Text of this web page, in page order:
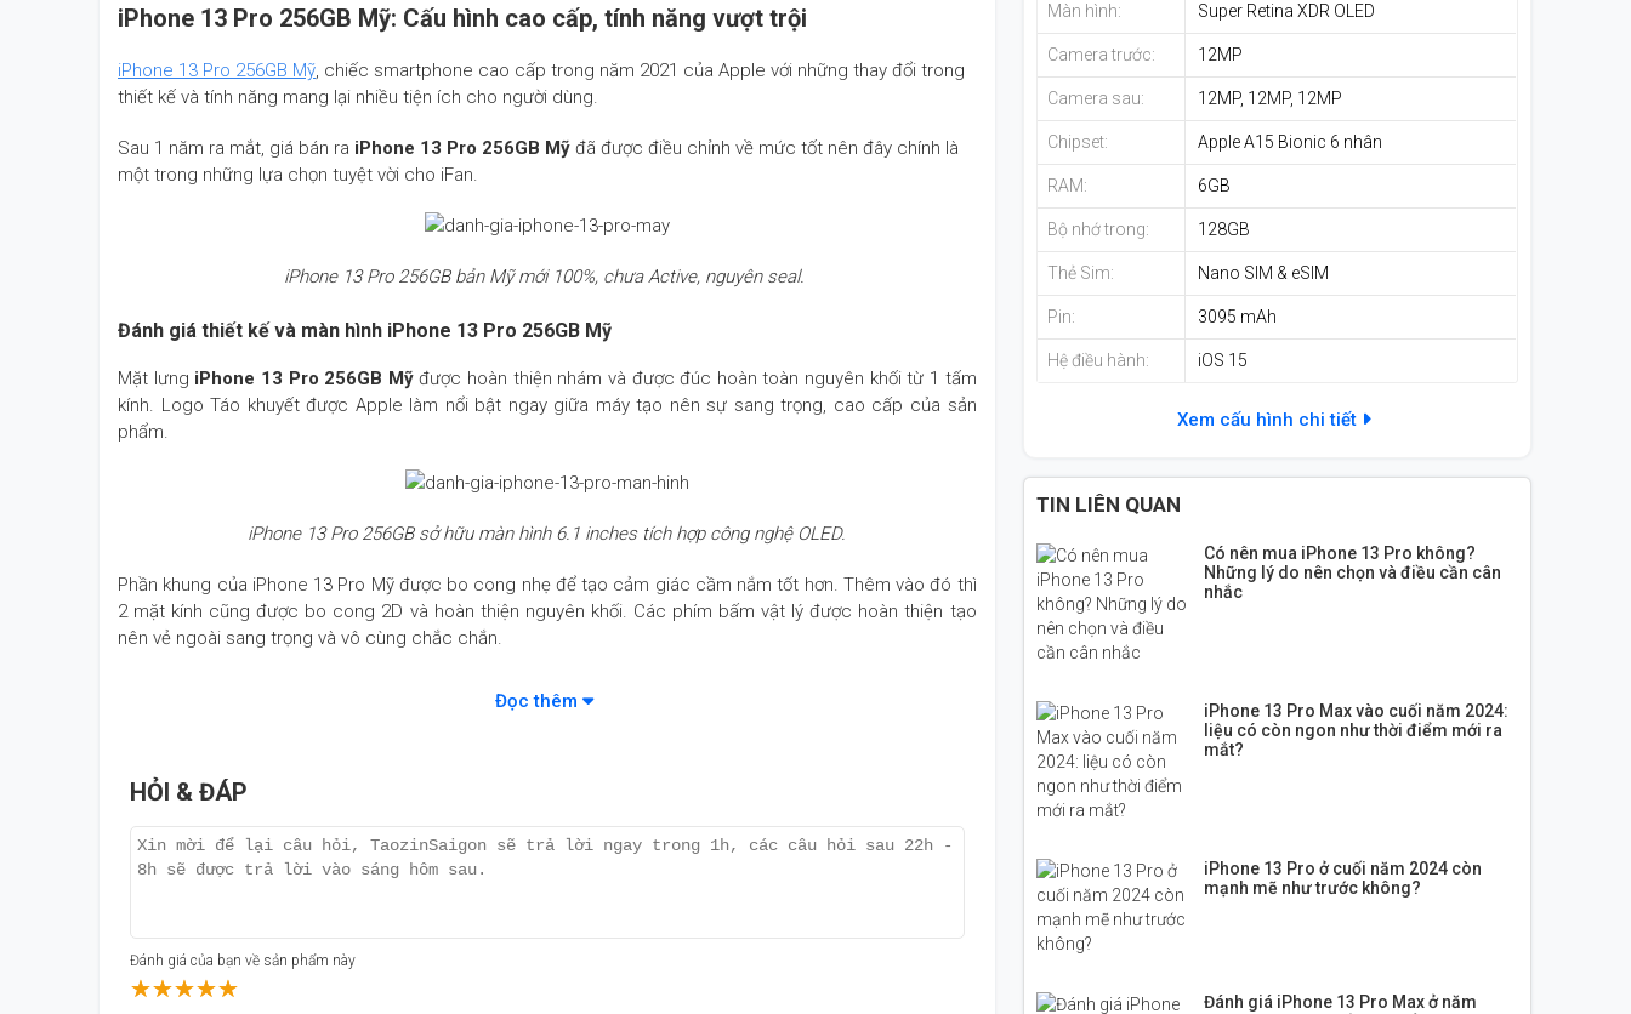
iPhone 13 Pro 256GB Mỹ: Cấu hình cao cấp, tính năng vượt trội
iPhone 13 Pro 256GB Mỹ, chiếc smartphone cao cấp trong năm 2021 của Apple với những thay đổi trong
thiết kế và tính năng mang lại nhiều tiện ích cho người dùng.
Sau 1 năm ra mắt, giá bán ra iPhone 13 Pro 256GB Mỹ đã được điều chỉnh về mức tốt nên đây chính là
một trong những lựa chọn tuyệt vời cho iFan.
iPhone 13 Pro 256GB bản Mỹ mới 100%, chưa Active, nguyên seal.
Đánh giá thiết kế và màn hình iPhone 13 Pro 256GB Mỹ
Mặt lưng iPhone 13 Pro 256GB Mỹđược hoàn thiện nhám và được đúc hoàn toàn nguyên khối từ 1 tấm
kính. Logo Táo khuyết được Apple làm nổi bật ngay giữa máy tạo nên sự sang trọng, cao cấp của sản
phẩm.
iPhone 13 Pro 256GB sở hữu màn hình 6.1 inches tích hợp công nghệ OLED.
Phần khung của iPhone 13 Pro Mỹ được bo cong nhẹ để tạo cảm giác cầm nắm tốt hơn. Thêm vào đó thì
2 mặt kính cũng được bo cong 2D và hoàn thiện nguyên khối. Các phím bấm vật lý được hoàn thiện tạo
nên vẻ ngoài sang trọng và vô cùng chắc chắn.
13 Pro 256GB sở hữu màn hình 6.1 inches tích hợp công nghệ OLED với tên Super Retina XDR cho khả
năng hiển thị màu sắc chính xác và sắc nét. Màn hình tần số quét 120Hz sẽ cho phép thao tác chuyển
Đánh giá cấu hình iPhone 13 Pro 256GB Mỹ
iPhone 13 Pro 256GB bản Mỹđược trang bị con chip Apple A15 Bionic sản xuất trên tiến trình 5 nm.
Thanh RAM LPDDR5 thế hệ mới với dung lượng 6GB cho khả năng đa nhiệm tốt hơn hẳn cùng bộ nhớ trong
Đọc thêm
HỎI & ĐÁP
Đánh giá của bạn về sản phẩm này
☆☆☆☆☆
★★★★★
Màn hình: Super Retina XDR OLED
Camera trước: 12MP
Camera sau: 12MP, 12MP, 12MP
Chipset: Apple A15 Bionic 6 nhân
RAM: 6GB
Bộ nhớ trong: 128GB
Thẻ Sim: Nano SIM & eSIM
Pin: 3095 mAh
Hệ điều hành: iOS 15
Xem cấu hình chi tiết
TIN LIÊN QUAN
Có nên mua iPhone 13 Pro không?
Những lý do nên chọn và điều cần cân
nhắc
iPhone 13 Pro Max vào cuối năm 2024:
liệu có còn ngon như thời điểm mới ra
mắt?
iPhone 13 Pro ở cuối năm 2024 còn
mạnh mẽ như trước không?
Đánh giá iPhone 13 Pro Max ở năm